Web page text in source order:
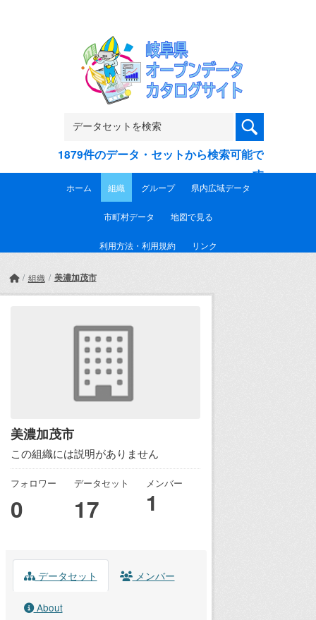
1879件のデータ・セットから検索可能で
す
ホーム 組織 グループ 県内広域データ
市町村データ 地図で見る
利用方法・利用規約 リンク
組織 美濃加茂市
美濃加茂市
この組織には説明がありません
フォロワー
0
データセット
17
メンバー
1
データセット メンバー
About